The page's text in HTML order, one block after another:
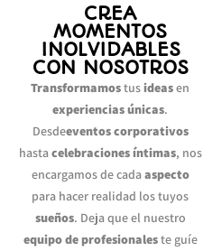
CREA
MOMENTOS
INOLVIDABLES
CON NOSOTROS
Transformamostusideasen
experiencias únicas.
Desdeeventos corporativos
hastacelebraciones íntimas, nos
encargamos de cadaaspecto
para hacer realidad los tuyos
sueños. Deja que el nuestro
equipo de profesionaleste guíe